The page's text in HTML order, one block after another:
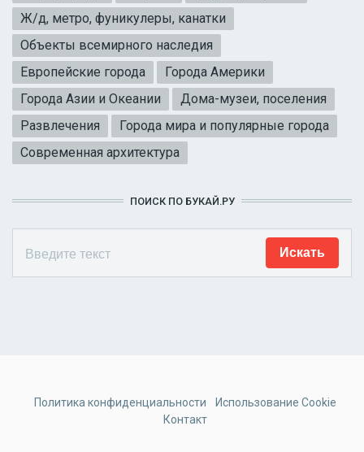
Ж/д, метро, фуникулеры, канатки
Объекты всемирного наследия
Европейские города
Города Америки
Города Азии и Океании
Дома-музеи, поселения
Развлечения
Города мира и популярные города
Современная архитектура
ПОИСК ПО БУКАЙ.РУ
Политика конфиденциальности
Использование Cookie
Контакт